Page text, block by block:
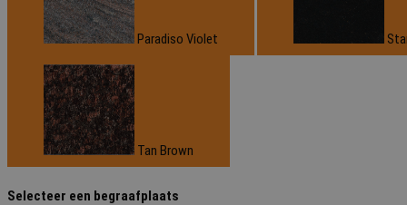
Paradiso Violet
Tan Brown
Selecteer een begraafplaats